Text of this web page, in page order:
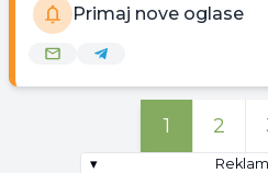
Primaj nove oglase
1 2
▾